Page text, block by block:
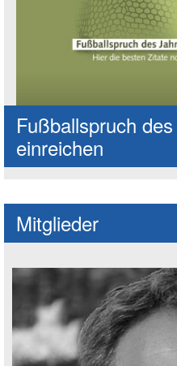
Fußballspruch
einreichen
Mitglieder